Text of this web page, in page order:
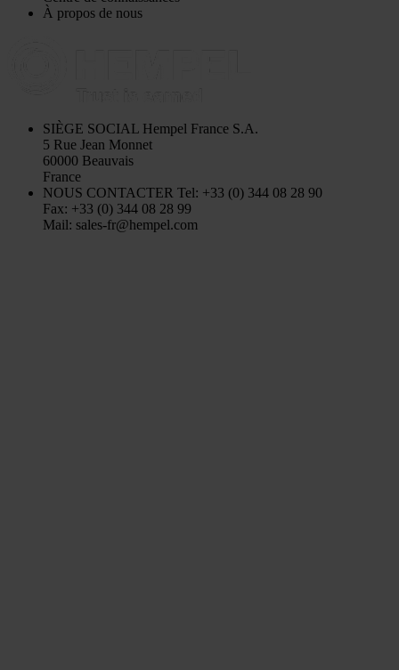
À propos de nous
SIÈGE SOCIAL Hempel France S.A.
5 Rue Jean Monnet
60000 Beauvais
France
NOUS CONTACTER Tel: +33 (0) 344 08 28 90
Fax: +33 (0) 344 08 28 99
Mail: sales-fr@hempel.com